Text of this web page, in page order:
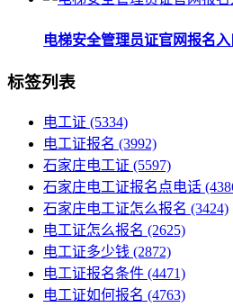
电梯安全管理员证官网报名入
标签列表
电工证 (5334)
电工证报名 (3992)
石家庄电工证 (5597)
石家庄电工证报名点电话
石家庄电工证怎么报名 (3424)
电工证怎么报名 (2625)
电工证多少钱 (2872)
电工证报名条件 (4471)
电工证如何报名 (4763)